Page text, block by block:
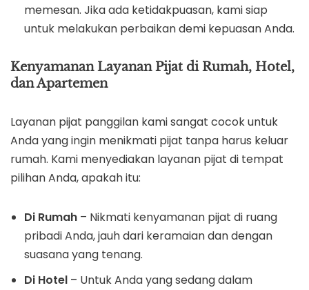
memesan. Jika ada ketidakpuasan, kami siap
untuk melakukan perbaikan demi kepuasan Anda.
Kenyamanan Layanan Pijat di Rumah, Hotel,
dan Apartemen
Layanan pijat panggilan kami sangat cocok untuk
Anda yang ingin menikmati pijat tanpa harus keluar
rumah. Kami menyediakan layanan pijat di tempat
pilihan Anda, apakah itu:
Di Rumah – Nikmati kenyamanan pijat di ruang
pribadi Anda, jauh dari keramaian dan dengan
suasana yang tenang.
Di Hotel – Untuk Anda yang sedang dalam